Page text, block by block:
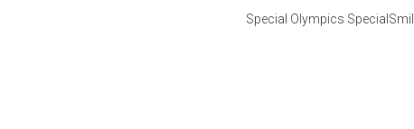
Specia O ympics Specia Smi